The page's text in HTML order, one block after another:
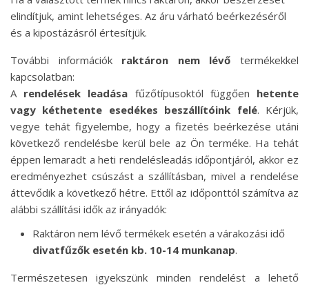
elindítjuk, amint lehetséges. Az áru várható beérkezéséről
és a kipostázásról értesítjük.
További információk raktáron nem lévő termékekkel
kapcsolatban:
A rendelések leadása fűzőtípusoktól függően hetente
vagy kéthetente esedékes beszállítóink felé. Kérjük,
vegye tehát figyelembe, hogy a fizetés beérkezése utáni
következő rendelésbe kerül bele az Ön terméke. Ha tehát
éppen lemaradt a heti rendelésleadás időpontjáról, akkor ez
eredményezhet csúszást a szállításban, mivel a rendelése
áttevődik a következő hétre. Ettől az időponttól számítva az
alábbi szállítási idők az irányadók:
Raktáron nem lévő termékek esetén a várakozási idő
divatfűzők esetén kb. 10-14 munkanap.
Természetesen igyekszünk minden rendelést a lehető